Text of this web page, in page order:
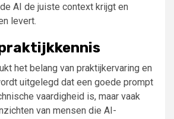
AI de juiste context krijgt en
levert.
het belang van praktijkervaring en
uitgelegd dat een goede prompt
vaardigheid is, maar vaak
van mensen die AI-